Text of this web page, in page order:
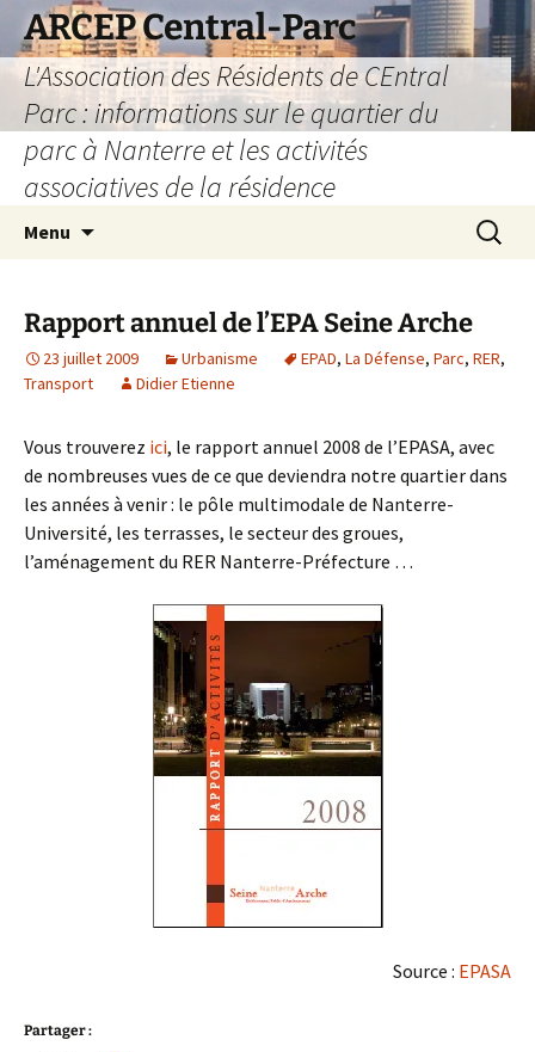
Aller
contenu
ARCEP Central-Parc
L'Association des Résidents de CEntral
Parc : informations sur le quartier du
parc à Nanterre et les activités
associatives de la résidence
Menu
Rapport annuel de l’EPA Seine Arche
23 juillet 2009 Urbanisme EPAD, La Défense, Parc, RER,
Transport
Didier Etienne
Vous trouverez ici, le rapport annuel 2008 de l’EPASA, avec
de nombreuses vues de ce que deviendra notre quartier dans
les années à venir : le pôle multimodale de Nanterre-
Université, les terrasses, le secteur des groues,
l’aménagement du RER Nanterre-Préfecture …
Source : EPASA
Partager :